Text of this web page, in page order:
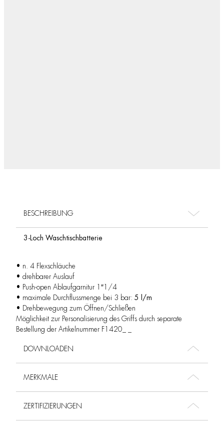
BESCHREIBUNG
3-Loch Waschtischbatterie
• n. 4 Flexschläuche
• drehbarer Auslauf
• Push-open Ablaufgarnitur 1″1/4
• maximale Durchflussmenge bei 3 bar: 5 l/m
• Drehbewegung zum Öffnen/Schließen
Möglichkeit zur Personalisierung des Griffs durch separate
Bestellung der Artikelnummer F1420_ _
DOWNLOADEN
MERKMALE
ZERTIFIZIERUNGEN